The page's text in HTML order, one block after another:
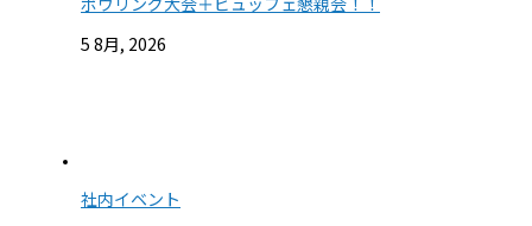
5 8月, 2026
社内イベント